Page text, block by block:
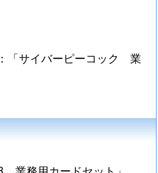
「サイバーピーコック 業